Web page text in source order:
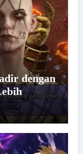
dengan